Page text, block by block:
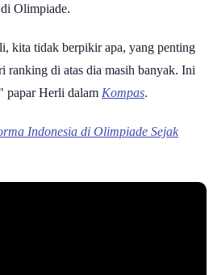
Olimpiade.
kita tidak berpikir apa, yang penting
ranking di atas dia masih banyak. Ini
papar Herli dalam Kompas.
Indonesia di Olimpiade Sejak